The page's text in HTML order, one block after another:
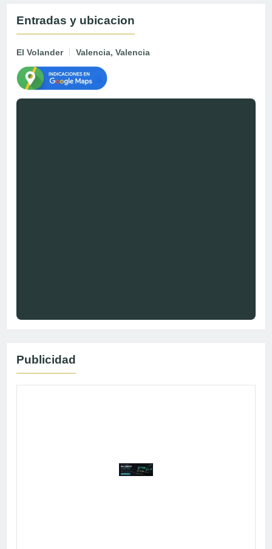
Entradas y ubicacion
El Volander Valencia, Valencia
Publicidad
Publicidad